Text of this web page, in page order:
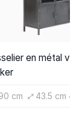
en métal
cm 43.5 cm